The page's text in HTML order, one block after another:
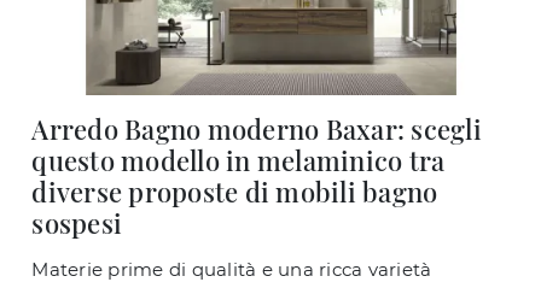
Arredo Bagno moderno Baxar: scegli
questo modello in melaminico tra
diverse proposte di mobili bagno
sospesi
Materie prime di qualità e una ricca varietà